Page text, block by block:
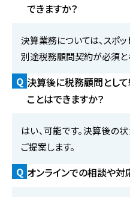
できますか？
決算業務については、スポッ
別途税務顧問契約が必須と
Q 決算後に税務顧問とし
ことはできますか？
はい、可能です。決算後の
ご提案します。
Q オンラインでの相談や対